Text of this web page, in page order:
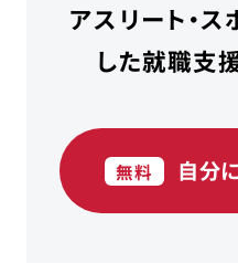
アスリート・
した就職支
無料 自分